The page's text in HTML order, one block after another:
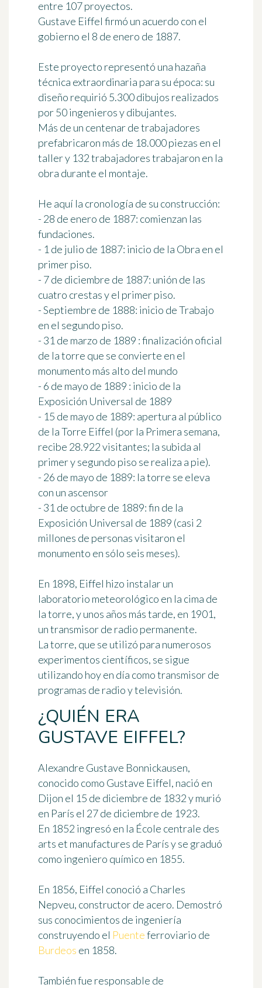
entre 107 proyectos.
Gustave Eiffel firmó un acuerdo con el
gobierno el 8 de enero de 1887.
Este proyecto representó una hazaña
técnica extraordinaria para su época: su
diseño requirió 5.300 dibujos realizados
por 50 ingenieros y dibujantes.
Más de un centenar de trabajadores
prefabricaron más de 18.000 piezas en el
taller y 132 trabajadores trabajaron en la
obra durante el montaje.
He aquí la cronología de su construcción:
- 28 de enero de 1887: comienzan las
fundaciones.
- 1 de julio de 1887: inicio de la Obra en el
primer piso.
- 7 de diciembre de 1887: unión de las
cuatro crestas y el primer piso.
- Septiembre de 1888: inicio de Trabajo
en el segundo piso.
- 31 de marzo de 1889 : finalización oficial
de la torre que se convierte en el
monumento más alto del mundo
- 6 de mayo de 1889 : inicio de la
Exposición Universal de 1889
- 15 de mayo de 1889: apertura al público
de la Torre Eiffel (por la Primera semana,
recibe 28.922 visitantes; la subida al
primer y segundo piso se realiza a pie).
- 26 de mayo de 1889: la torre se eleva
con un ascensor
- 31 de octubre de 1889: fin de la
Exposición Universal de 1889 (casi 2
millones de personas visitaron el
monumento en sólo seis meses).
En 1898, Eiffel hizo instalar un
laboratorio meteorológico en la cima de
la torre, y unos años más tarde, en 1901,
un transmisor de radio permanente.
La torre, que se utilizó para numerosos
experimentos científicos, se sigue
utilizando hoy en día como transmisor de
programas de radio y televisión.
¿QUIÉN ERA
GUSTAVE EIFFEL?
Alexandre Gustave Bonnickausen,
conocido como Gustave Eiffel, nació en
Dijon el 15 de diciembre de 1832 y murió
en París el 27 de diciembre de 1923.
En 1852 ingresó en la École centrale des
arts et manufactures de París y se graduó
como ingeniero químico en 1855.
En 1856, Eiffel conoció a Charles
Nepveu, constructor de acero. Demostró
sus conocimientos de ingeniería
construyendo el Puenteferroviario de
Burdeos en 1858.
También fue responsable de